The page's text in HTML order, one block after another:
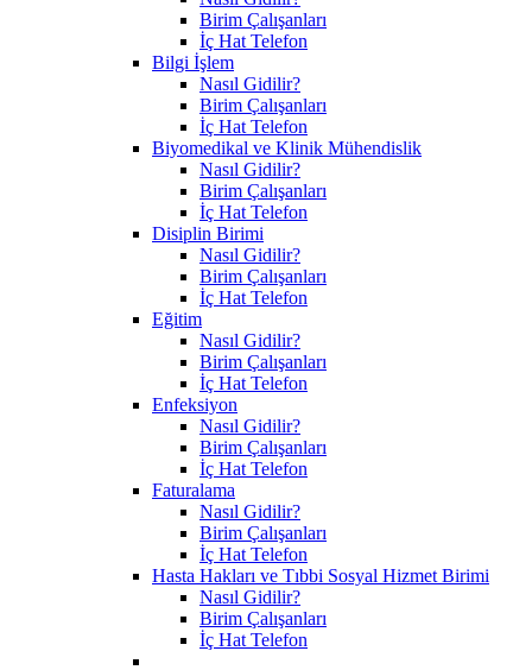
Birim Çalışanları
İç Hat Telefon
Bilgi İşlem
Nasıl Gidilir?
Birim Çalışanları
İç Hat Telefon
Biyomedikal ve Klinik Mühendislik
Nasıl Gidilir?
Birim Çalışanları
İç Hat Telefon
Disiplin Birimi
Nasıl Gidilir?
Birim Çalışanları
İç Hat Telefon
Eğitim
Nasıl Gidilir?
Birim Çalışanları
İç Hat Telefon
Enfeksiyon
Nasıl Gidilir?
Birim Çalışanları
İç Hat Telefon
Faturalama
Nasıl Gidilir?
Birim Çalışanları
İç Hat Telefon
Hasta Hakları ve Tıbbi Sosyal Hizmet Birimi
Nasıl Gidilir?
Birim Çalışanları
İç Hat Telefon